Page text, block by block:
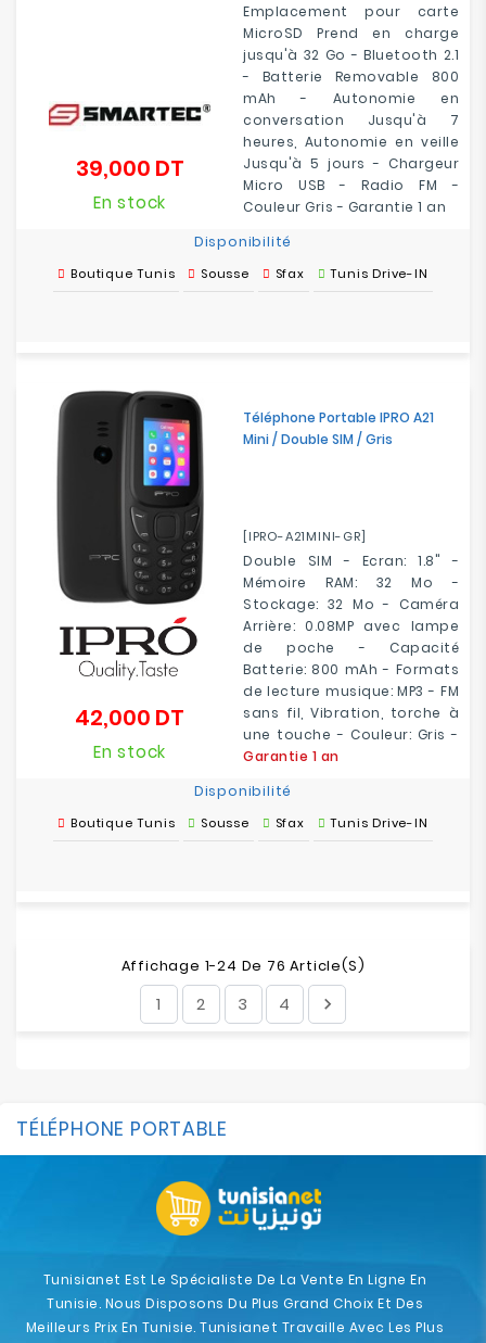
Emplacement pour carte
MicroSD Prend en charge
jusqu'à 32 Go - Bluetooth 2.1
- Batterie Removable 800
mAh - Autonomie en
conversation Jusqu'à 7
heures, Autonomie en veille
Jusqu'à 5 jours - Chargeur
Micro USB - Radio FM -
Couleur Gris - Garantie 1 an
39,000 DTPrix
En stock
Disponibilité
Boutique Tunis Sousse Sfax Tunis Drive-IN
Téléphone Portable IPRO A21
Mini / Double SIM / Gris
[IPRO-A21MINI-GR]
Double SIM - Ecran: 1.8" -
Mémoire RAM: 32 Mo -
Stockage: 32 Mo - Caméra
Arrière: 0.08MP avec lampe
de poche - Capacité
Batterie: 800 mAh - Formats
de lecture musique: MP3 - FM
sans fil, Vibration, torche à
une touche - Couleur: Gris -
Garantie 1 an
42,000 DT
En stock
Disponibilité
Boutique Tunis Sousse Sfax Tunis Drive-IN
Affichage 1-24 De 76 Article(s)
1 2 3 4 
TÉLÉPHONE PORTABLE
Tunisianet Est Le Spécialiste De La Vente En Ligne En
Tunisie. Nous Disposons Du Plus Grand Choix Et Des
Meilleurs Prix En Tunisie. Tunisianet Travaille Avec Les Plus